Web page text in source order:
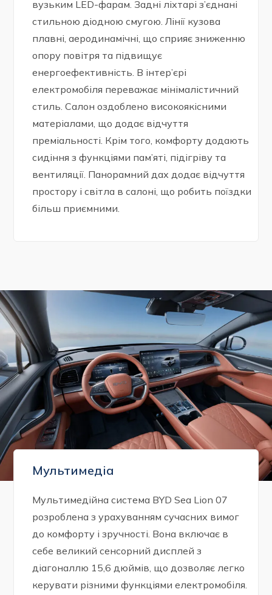
вузьким LED-фарам. Задні ліхтарі з’єднані
стильною діодною смугою. Лінії кузова
плавні, аеродинамічні, що сприяє зниженню
опору повітря та підвищує
енергоефективність. В інтер’єрі
електромобіля переважає мінімалістичний
стиль. Салон оздоблено високоякісними
матеріалами, що додає відчуття
преміальності. Крім того, комфорту додають
сидіння з функціями пам’яті, підігріву та
вентиляції. Панорамний дах додає відчуття
простору і світла в салоні, що робить поїздки
більш приємними.
Мультимедіа
Мультимедійна система BYD Sea Lion 07
розроблена з урахуванням сучасних вимог
до комфорту і зручності. Вона включає в
себе великий сенсорний дисплей з
діагоналлю 15,6 дюймів, що дозволяє легко
керувати різними функціями електромобіля.